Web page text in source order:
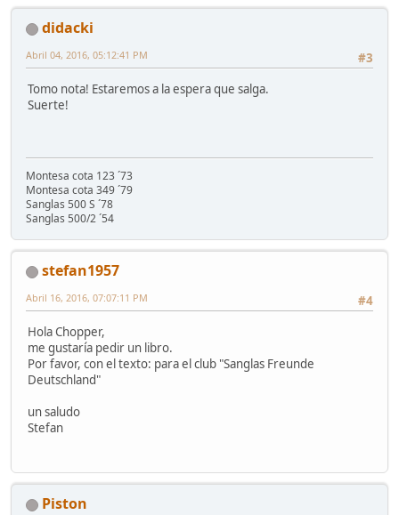
didacki
#3
Abril 04, 2016, 05:12:41 PM
Tomo nota! Estaremos a la espera que salga.
Suerte!
Montesa cota 123 ´73
Montesa cota 349 ´79
Sanglas 500 S ´78
Sanglas 500/2 ´54
stefan1957
#4
Abril 16, 2016, 07:07:11 PM
Hola Chopper,
me gustaría pedir un libro.
Por favor, con el texto: para el club "Sanglas Freunde
Deutschland"
un saludo
Stefan
Piston